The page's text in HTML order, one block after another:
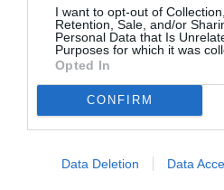
I want to opt-out of
Retention, Sale, and/or
Personal Data that Is
Purposes for which it was
Opted In
CONFIRM
Data Deletion Data